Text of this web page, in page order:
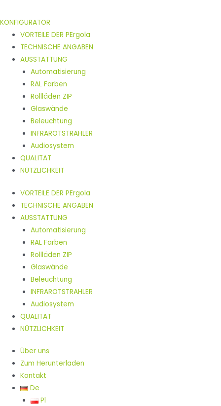
KONFIGURATOR
VORTEILE DER PErgola
TECHNISCHE ANGABEN
AUSSTATTUNG
Automatisierung
RAL Farben
Rollläden ZIP
Glaswände
Beleuchtung
INFRAROTSTRAHLER
Audiosystem
QUALITAT
NÜTZLICHKEIT
VORTEILE DER PErgola
TECHNISCHE ANGABEN
AUSSTATTUNG
Automatisierung
RAL Farben
Rollläden ZIP
Glaswände
Beleuchtung
INFRAROTSTRAHLER
Audiosystem
QUALITAT
NÜTZLICHKEIT
Über uns
Zum Herunterladen
Kontakt
De
Pl